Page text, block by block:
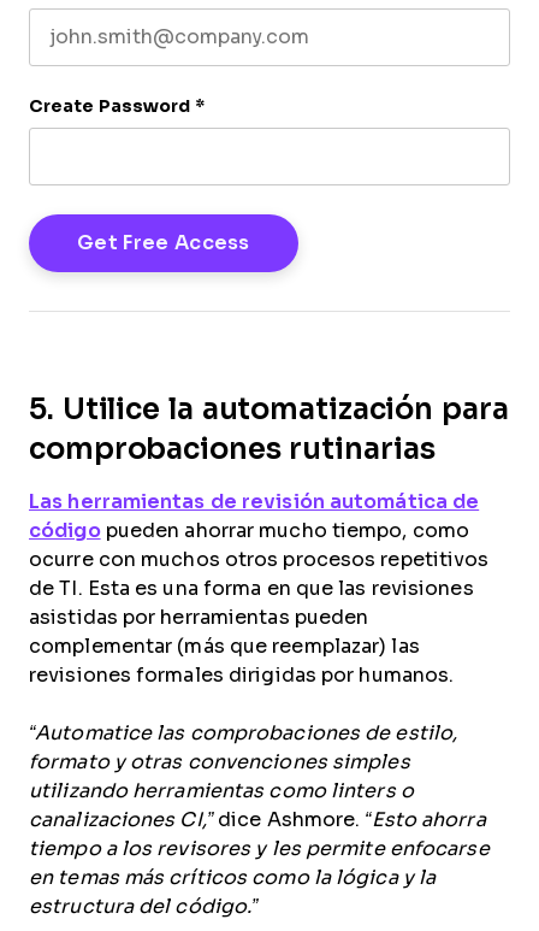
Create Password *
5. Utilice la automatización para
comprobaciones rutinarias
Las herramientas de revisión automática de
códigopueden ahorrar mucho tiempo, como
ocurre con muchos otros procesos repetitivos
de TI. Esta es una forma en que las revisiones
asistidas por herramientas pueden
complementar (más que reemplazar) las
revisiones formales dirigidas por humanos.
“Automatice las comprobaciones de estilo,
formato y otras convenciones simples
utilizando herramientas como linters o
canalizaciones CI,” dice Ashmore. “Esto ahorra
tiempo a los revisores y les permite enfocarse
en temas más críticos como la lógica y la
estructura del código.”